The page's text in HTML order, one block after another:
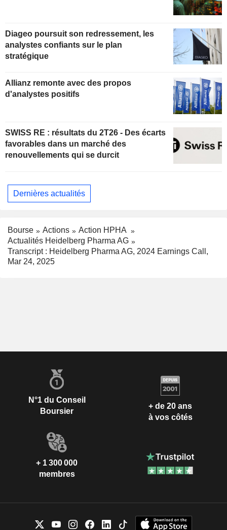
Diageo poursuit son redressement, les
analystes confiants sur le plan
stratégique
Allianz remonte avec des propos
d'analystes positifs
SWISS RE : résultats du 2T26 - Des écarts
favorables dans un marché des
renouvellements qui se durcit
Dernières actualités
Bourse Actions
Action HPHA
Actualités Heidelberg Pharma AG
Transcript : Heidelberg Pharma AG, 2024 Earnings Call,
Mar 24, 2025
N°1 du Conseil
Boursier
+ de 20 ans
à vos côtés
+ 1 300 000
membres